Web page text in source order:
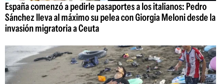
España comenzó a pedirle pasaportes a los italianos: Pedro
Sánchez lleva al máximo su pelea con Giorgia Meloni desde la
invasión migratoria a Ceuta